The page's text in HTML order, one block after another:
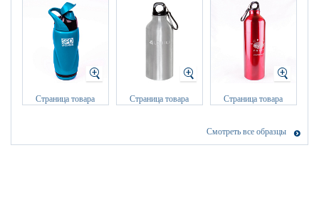
Страница товара Страница товара Страница товара
Смотреть все образцы